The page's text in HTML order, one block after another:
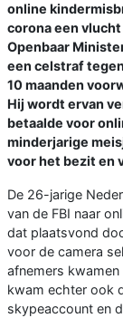
online
corona een
Openbaar
een celstraf
10 maanden
Hij wordt ervan
betaalde voor
minderjarige
voor het bezit en
De 26-jarige
van de FBI naar
dat plaatsvond
voor de camera
afnemers
kwam echter ook
skypeaccount en